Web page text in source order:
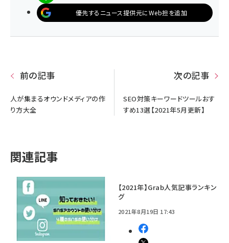
優先するニュース提供元にWeb担を追加
前の記事
人が集まるオウンドメディアの作
り方大全
次の記事
SEO対策キーワードツールおす
すめ13選【2021年5月更新】
関連記事
【2021年】Grab人気記事ランキン
グ
2021年8月19日 17:43